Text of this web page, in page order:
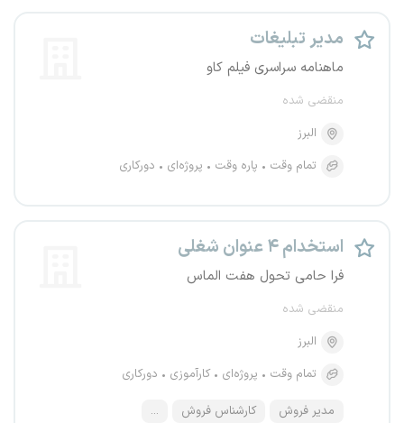
مدیر تبلیغات
ماهنامه سراسری فیلم کاو
منقضی شده
البرز
تمام وقت
پاره وقت پروژه‌ای دورکاری
استخدام ۴ عنوان شغلی
فرا حامی تحول هفت الماس
منقضی شده
البرز
تمام وقت
پروژه‌ای کارآموزی دورکاری
مدیر فروش کارشناس فروش ...